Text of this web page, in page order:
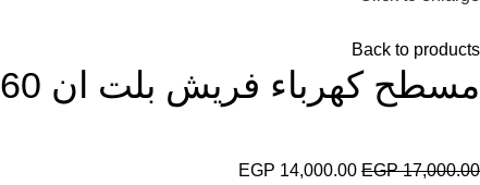
Back to products
مسطح كهرباء فريش بلت ان VTC 60، عدد 4 شعلات، 60 سم، اسود – Fresh-500009861
EGP17,000.00
EGP 14,000.00